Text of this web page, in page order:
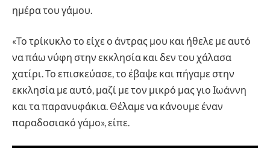
ημέρα του γάμου.
«Το τρίκυκλο το είχε ο άντρας μου και ήθελε με αυτό
να πάω νύφη στην εκκλησία και δεν του χάλασα
χατίρι. Το επισκεύασε, το έβαψε και πήγαμε στην
εκκλησία με αυτό, μαζί με τον μικρό μας γιο Ιωάννη
και τα παρανυφάκια. Θέλαμε να κάνουμε έναν
παραδοσιακό γάμο», είπε.